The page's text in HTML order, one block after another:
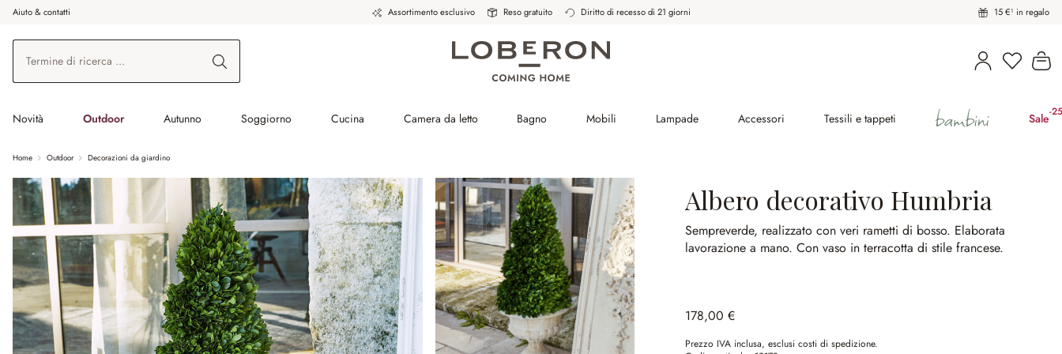
al contenuto principale
Vai alla ricerca
Vai alla navigazione principale
Aiuto & contatti Assortimento esclusivo Reso gratuito Diritto di recesso di 21 giorni 15 €¹ in regalo
Hai 0 Il
Novità Outdoor Autunno Soggiorno Cucina Camera da letto Bagno Mobili Lampade Accessori Tessili e tappeti bambini Sale-
Home Outdoor Decorazioni da giardino
Albero decorativo Humbria
Sempreverde, realizzato con veri rametti di bosso. Elaborata
lavorazione a mano.Con vaso in terracotta di stile francese.
178,00 €
Prezzo IVA inclusa, esclusi costi di spedizione.